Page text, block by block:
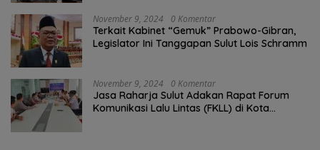
November 9, 2024 0 Komentar
Terkait Kabinet “Gemuk” Prabowo-Gibran,
Legislator Ini Tanggapan Sulut Lois Schramm
November 9, 2024 0 Komentar
Jasa Raharja Sulut Adakan Rapat Forum
Komunikasi Lalu Lintas (FKLL) di Kota